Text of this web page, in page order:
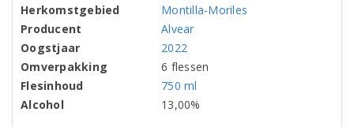
Herkomstgebied
Montilla-Moriles
Producent
Alvear
Oogstjaar
2022
Omverpakking
6 flessen
Flesinhoud
750 ml
Alcohol
13,00%